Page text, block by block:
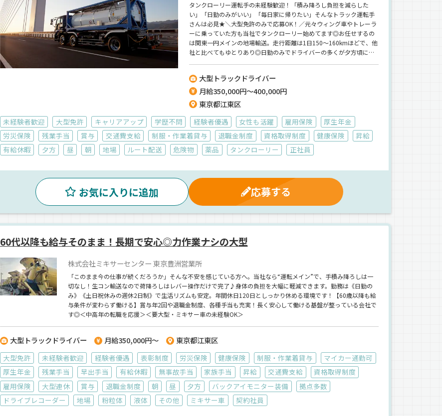
タンクローリー運転手の未経験歓迎！「積み降ろし負担を減らした
い」「日勤のみがいい」「毎日家に帰りたい」そんなトラック運転手
さんは必見★＼大型免許のみで応募OK！／元々ウィング車やトレーラ
ーに乗っていた方も当社でタンクローリー始めてます◎お任せするの
は関東一円メインの地場輸送。走行距離は1日150～160kmほどで、他
社と比べてもゆとりあり◎日勤のみでドライバーの多くが夕方頃には
大型トラックドライバー
月給350,000円～400,000円
東京都江東区
未経験者歓迎 大型免許 キャリアアップ 学歴不問 経験者優遇 女性も活躍 雇用保険
厚生年金
労災保険
残業手当 賞与 交通費支給 制服・作業着貸与 退職金制度 資格取得制度 健康保険
昇給
有給休暇
夕方 昼 朝 地場 ルート配送 危険物 薬品 タンクローリー 正社員
お気に入りに追加 応募する
60代以降も給与そのまま！長期で安心◎力作業ナシの大型
株式会社ミキサーセンター 東京豊洲営業所
「このまま今の仕事が続くだろうか」そんな不安を感じている方へ。当社なら“運転メイン”で、手積み降ろしは一
切なし！生コン輸送なので荷降ろしはレバー操作だけで完了♪身体の負担を大幅に軽減できます。勤務は《日勤の
み》《土日祝休みの週休2日制》で生活リズムも安定。年間休日120日としっかり休める環境です！【60歳以降も給
与条件が変わらず働ける】賞与年2回や退職金制度、各種手当も充実！長く安心して働ける基盤が整っている会社で
す◎＜中高年の転職を応援＞＜要大型・ミキサー車の未経験OK＞
大型トラックドライバー 月給350,000円～ 東京都江東区
大型免許 未経験者歓迎 経験者優遇 表彰制度 労災保険 健康保険 制服・作業着貸与
マイカー通勤可
厚生年金
残業手当 早出手当 有給休暇 無事故手当 家族手当 昇給 交通費支給
資格取得制度
雇用保険
大型連休 賞与 退職金制度 朝 昼 夕方 バックアイモニター装備
拠点多数
ドライブレコーダー
地場 粉粒体 液体 その他 ミキサー車 契約社員